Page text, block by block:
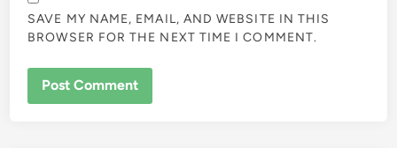
SAVE MY NAME, EMAIL, AND WEBSITE IN THIS
BROWSER FOR THE NEXT TIME I COMMENT.